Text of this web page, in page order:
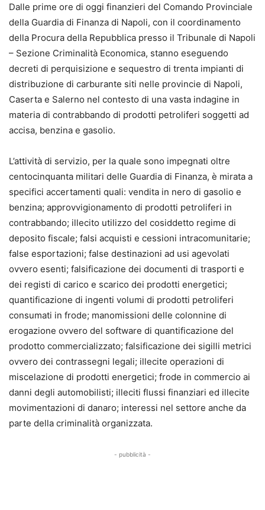
Dalle prime ore di oggi finanzieri del Comando Provinciale
della Guardia di Finanza di Napoli, con il coordinamento
della Procura della Repubblica presso il Tribunale di Napoli
– Sezione Criminalità Economica, stanno eseguendo
decreti di perquisizione e sequestro di trenta impianti di
distribuzione di carburante siti nelle provincie di Napoli,
Caserta e Salerno nel contesto di una vasta indagine in
materia di contrabbando di prodotti petroliferi soggetti ad
accisa, benzina e gasolio.
L’attività di servizio, per la quale sono impegnati oltre
centocinquanta militari delle Guardia di Finanza, è mirata a
specifici accertamenti quali: vendita in nero di gasolio e
benzina; approvvigionamento di prodotti petroliferi in
contrabbando; illecito utilizzo del cosiddetto regime di
deposito fiscale; falsi acquisti e cessioni intracomunitarie;
false esportazioni; false destinazioni ad usi agevolati
ovvero esenti; falsificazione dei documenti di trasporti e
dei registi di carico e scarico dei prodotti energetici;
quantificazione di ingenti volumi di prodotti petroliferi
consumati in frode; manomissioni delle colonnine di
erogazione ovvero del software di quantificazione del
prodotto commercializzato; falsificazione dei sigilli metrici
ovvero dei contrassegni legali; illecite operazioni di
miscelazione di prodotti energetici; frode in commercio ai
danni degli automobilisti; illeciti flussi finanziari ed illecite
movimentazioni di danaro; interessi nel settore anche da
parte della criminalità organizzata.
- pubblicità -